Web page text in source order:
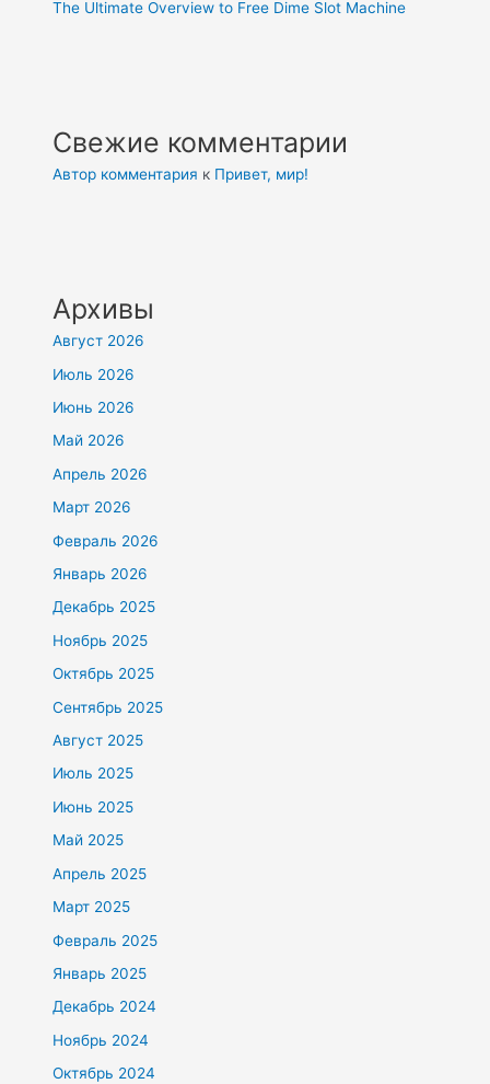
The Ultimate Overview to Free Dime Slot Machine
Свежие комментарии
Автор комментария к Привет, мир!
Архивы
Август 2026
Июль 2026
Июнь 2026
Май 2026
Апрель 2026
Март 2026
Февраль 2026
Январь 2026
Декабрь 2025
Ноябрь 2025
Октябрь 2025
Сентябрь 2025
Август 2025
Июль 2025
Июнь 2025
Май 2025
Апрель 2025
Март 2025
Февраль 2025
Январь 2025
Декабрь 2024
Ноябрь 2024
Октябрь 2024